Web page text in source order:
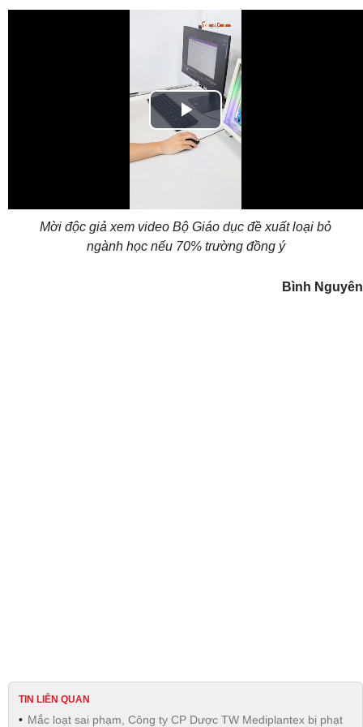
Play
Video
Mời độc giả xem video Bộ Giáo dục đề xuất loại bỏ
ngành học nếu 70% trường đồng ý
Bình Nguyên
TIN LIÊN QUAN
Mắc loạt sai phạm, Công ty CP Dược TW Mediplantex bị phạt